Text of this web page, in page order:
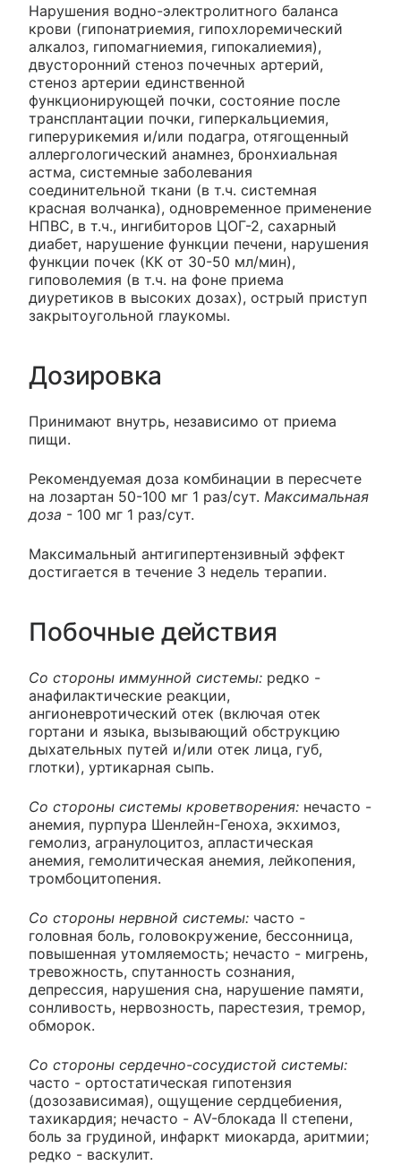
Нарушения водно-электролитного баланса
крови (гипонатриемия, гипохлоремический
алкалоз, гипомагниемия, гипокалиемия),
двусторонний стеноз почечных артерий,
стеноз артерии единственной
функционирующей почки, состояние после
трансплантации почки, гиперкальциемия,
гиперурикемия и/или подагра, отягощенный
аллергологический анамнез, бронхиальная
астма, системные заболевания
соединительной ткани (в т.ч. системная
красная волчанка), одновременное применение
НПВС, в т.ч., ингибиторов ЦОГ-2, сахарный
диабет, нарушение функции печени, нарушения
функции почек (КК от 30-50 мл/мин),
гиповолемия (в т.ч. на фоне приема
диуретиков в высоких дозах), острый приступ
закрытоугольной глаукомы.
Дозировка
Принимают внутрь, независимо от приема
пищи.
Рекомендуемая доза комбинации в пересчете
на лозартан 50-100 мг 1 раз/сут. Максимальная
доза - 100 мг 1 раз/сут.
Максимальный антигипертензивный эффект
достигается в течение 3 недель терапии.
Побочные действия
Со стороны иммунной системы: редко -
анафилактические реакции,
ангионевротический отек (включая отек
гортани и языка, вызывающий обструкцию
дыхательных путей и/или отек лица, губ,
глотки), уртикарная сыпь.
Со стороны системы кроветворения: нечасто -
анемия, пурпура Шенлейн-Геноха, экхимоз,
гемолиз, агранулоцитоз, апластическая
анемия, гемолитическая анемия, лейкопения,
тромбоцитопения.
Со стороны нервной системы: часто -
головная боль, головокружение, бессонница,
повышенная утомляемость; нечасто - мигрень,
тревожность, спутанность сознания,
депрессия, нарушения сна, нарушение памяти,
сонливость, нервозность, парестезия, тремор,
обморок.
Со стороны сердечно-сосудистой системы:
часто - ортостатическая гипотензия
(дозозависимая), ощущение сердцебиения,
тахикардия; нечасто - AV-блокада II степени,
боль за грудиной, инфаркт миокарда, аритмии;
редко - васкулит.